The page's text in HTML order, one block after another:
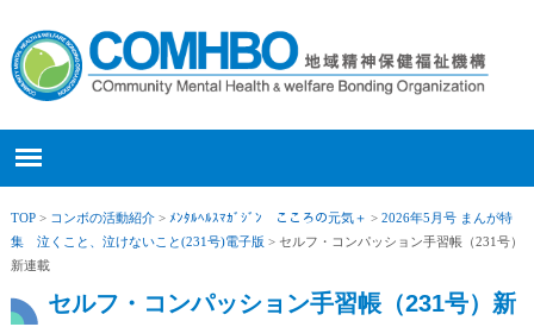
TOP> コンボの活動紹介> ﾒﾝﾀﾙﾍﾙｽﾏｶﾞｼﾞﾝ こころの元気＋ > 2026年5月号 まんが特
集 泣くこと、泣けないこと(231号)電子版 > セルフ・コンパッション手習帳（231号）
新連載
セルフ・コンパッション手習帳（231号）新